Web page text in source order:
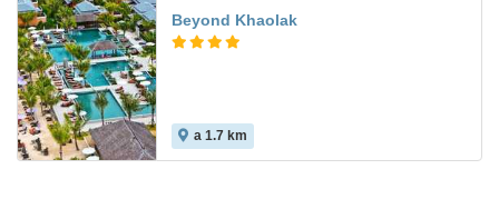
Beyond Khaolak
a 1.7 km